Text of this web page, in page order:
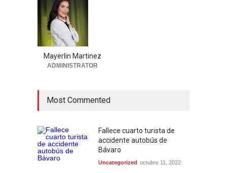
Mayerlin Martinez
ADMINISTRATOR
Most Commented
Fallece cuarto turista de
accidente autobús de
Bávaro
Uncategorized octubre 11, 2022